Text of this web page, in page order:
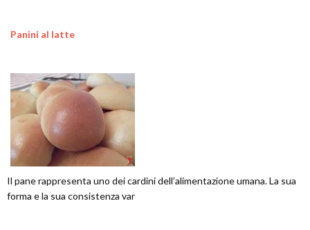
Panini al latte
Il pane rappresenta uno dei cardini dell’alimentazione umana. La sua
forma e la sua consistenza var